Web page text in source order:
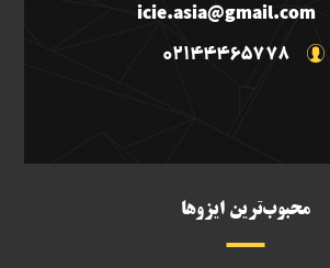
icie.asia@gmail.com
02144465778
محبوب‌ترین ایزوها